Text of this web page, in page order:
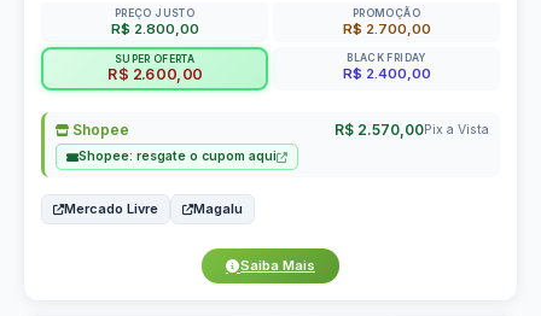
PREÇO JUSTO
R$ 2.800,00
PROMOÇÃO
R$ 2.700,00
SUPER OFERTA
R$ 2.600,00
BLACK FRIDAY
R$ 2.400,00
Shopee R$ 2.570,00Pix a Vista
Shopee: resgate o cupom aqui
Mercado Livre Magalu
Saiba Mais